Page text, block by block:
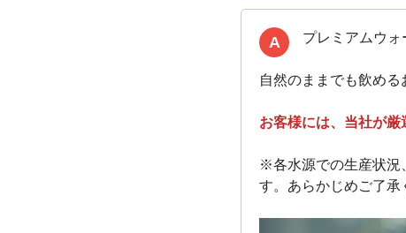
A プレミアムウォ
自然のままでも飲める
お客様には、当社が厳
※各水源での生産状況
す。あらかじめご了承